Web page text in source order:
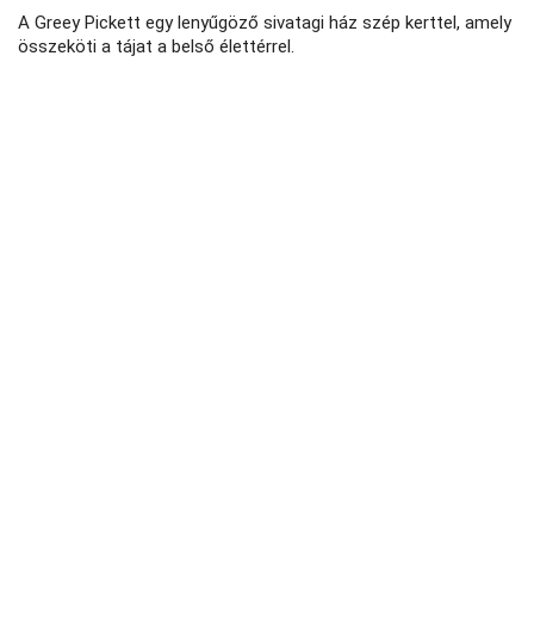
A Greey Pickett egy lenyűgöző sivatagi ház szép kerttel, amely
összeköti a tájat a belső élettérrel.